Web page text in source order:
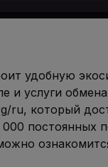
удобную
и услуги
ru, который
000